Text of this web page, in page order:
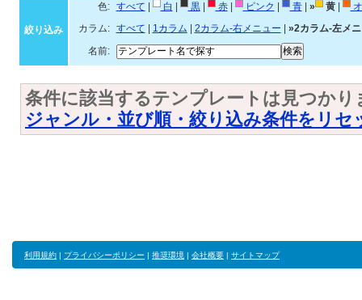
絞り込み
色: すべて 白 黒| 赤| ピンク 青| » 黄|
カラム:
すべて 1カラム 2カラム-右メニュー
»2カラム-左メ
名前:
条件に該当するテンプレートは見つかり
ジャンル・並び順・絞り込み条件をリセ
利用規約 | プライバシーポリシー | 推奨環境 | 会社概要 | サイトマップ